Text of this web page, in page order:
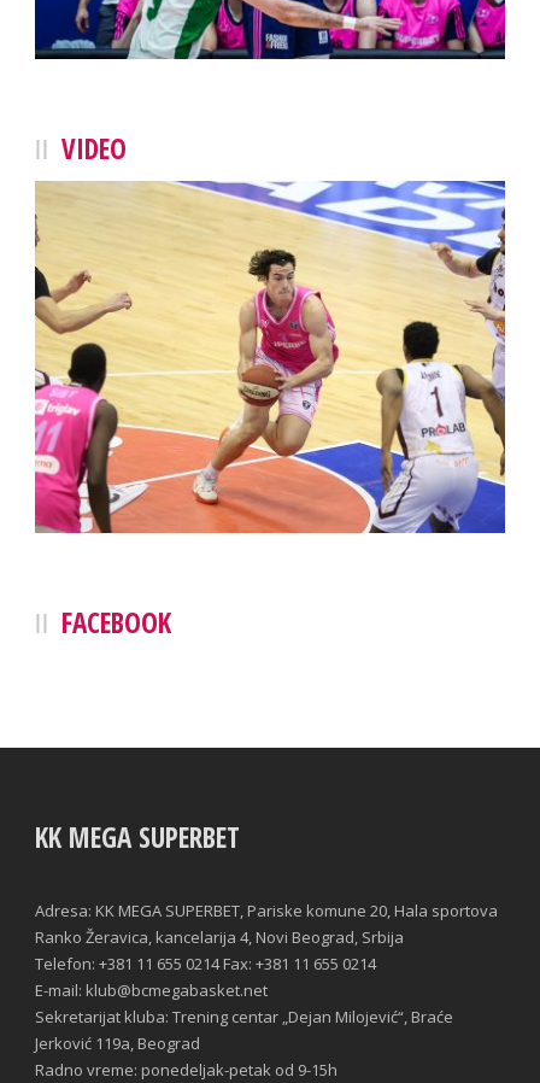
VIDEO
FACEBOOK
KK MEGA SUPERBET
Adresa: KK MEGA SUPERBET, Pariske komune 20, Hala sportova
Ranko Žeravica, kancelarija 4, Novi Beograd, Srbija
Telefon: +381 11 655 0214 Fax: +381 11 655 0214
E-mail: klub@bcmegabasket.net
Sekretarijat kluba: Trening centar „Dejan Milojević“, Braće
Jerković 119a, Beograd
Radno vreme: ponedeljak-petak od 9-15h